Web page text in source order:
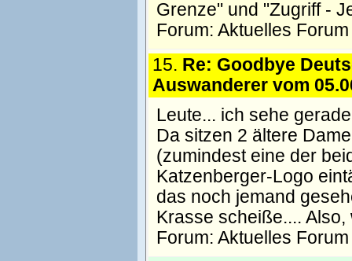
Grenze" und "Zugriff -
Forum: Aktuelles Forum
15. Re: Goodbye
Auswanderer vom
Leute... ich sehe
Da sitzen 2 ältere
(zumindest eine der
Katzenberger-Logo
das noch jemand
Krasse scheiße.... Also,
Forum: Aktuelles Forum